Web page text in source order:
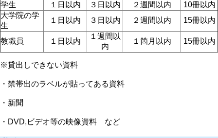
学生
１日以内 ３日以内 ２週間以内
10冊以内
大学院の学
生
１日以内 ３日以内 ２週間以内 15冊以内
教職員 １日以内
１週間以
内
１箇月以内 15冊以内
※貸出しできない資料
・禁帯出のラベルが貼ってある資料
・新聞
・DVD,ビデオ等の映像資料 など